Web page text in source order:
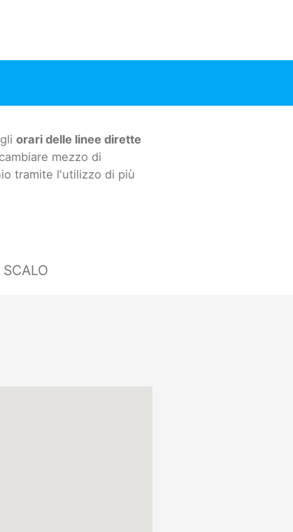
orari delle linee dirette
mezzo di
tramite l'utilizzo di più